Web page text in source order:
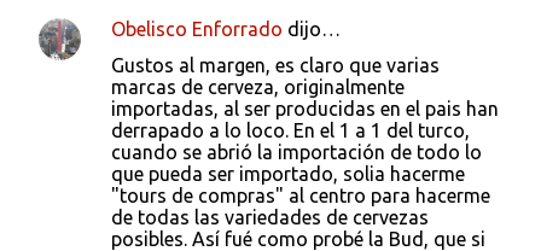
Obelisco Enforrado dijo…
Gustos al margen, es claro que varias
marcas de cerveza, originalmente
importadas, al ser producidas en el pais han
derrapado a lo loco. En el 1 a 1 del turco,
cuando se abrió la importación de todo lo
que pueda ser importado, solia hacerme
"tours de compras" al centro para hacerme
de todas las variedades de cervezas
posibles. Así fué como probé la Bud, que si